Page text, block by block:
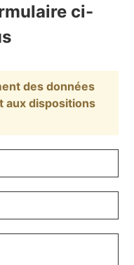
ci-
des données
aux dispositions